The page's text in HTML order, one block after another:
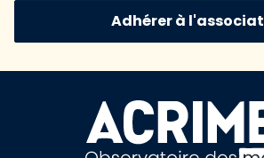
Adhérer à